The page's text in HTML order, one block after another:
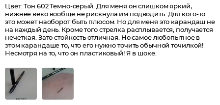
Цвет: Тон 602 Темно-серый. Для меня он слишком яркий,
нижнее веко вообще не рискнула им подводить. Для кого-то
это может наоборот быть плюсом. Но для меня это карандаш не
на каждый день. Кроме того стрелка расплывается, получается
нечеткая. Зато стойкость отличная. Но самое любопытное в
этом карандаше то, что его нужно точить обычной точилкой!
Несмотря на то, что он пластиковый! Я в шоке.